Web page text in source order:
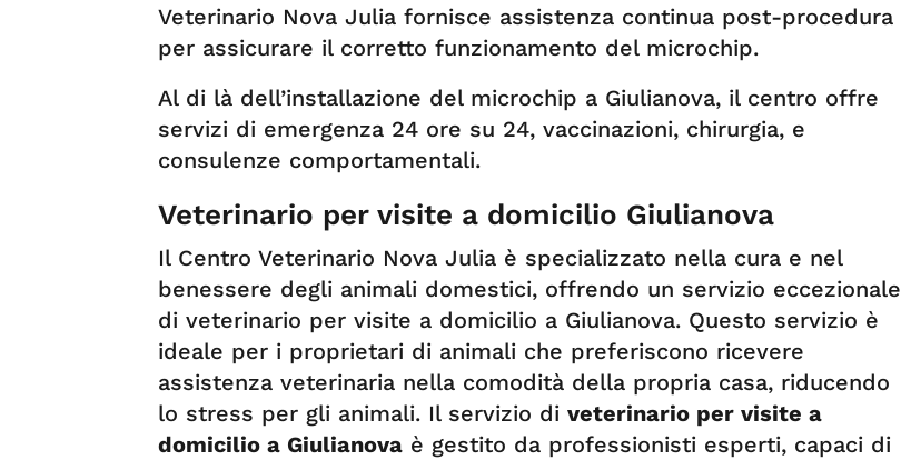
Veterinario Nova Julia fornisce assistenza continua post-procedura
per assicurare il corretto funzionamento del microchip.
Al di là dell’installazione del microchip a Giulianova, il centro offre
servizi di emergenza 24 ore su 24, vaccinazioni, chirurgia, e
consulenze comportamentali.
Veterinario per visite a domicilio Giulianova
Il Centro Veterinario Nova Julia è specializzato nella cura e nel
benessere degli animali domestici, offrendo un servizio eccezionale
di veterinario per visite a domicilio a Giulianova. Questo servizio è
ideale per i proprietari di animali che preferiscono ricevere
assistenza veterinaria nella comodità della propria casa, riducendo
lo stress per gli animali. Il servizio di veterinario per visite a
domicilio a Giulianova è gestito da professionisti esperti, capaci di